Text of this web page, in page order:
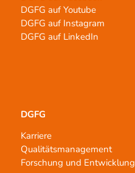
DGFG auf Youtube
DGFG auf Instagram
DGFG auf LinkedIn
DGFG
Karriere
Qualitätsmanagement
Forschung und Entwicklung